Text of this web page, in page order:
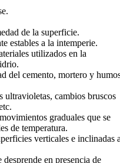
de la superficie.
estables a la intemperie.
utilizados en la
del cemento, mortero y
ultravioletas, cambios bruscos
graduales que se
de temperatura.
verticales e inclinadas
en presencia de